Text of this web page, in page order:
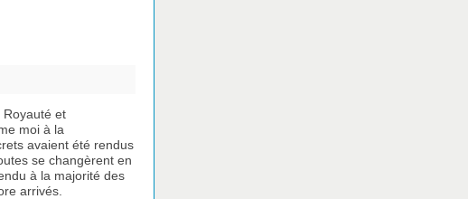
Royauté et
moi à la
avaient été rendus
se changèrent en
à la majorité des
arrivés.